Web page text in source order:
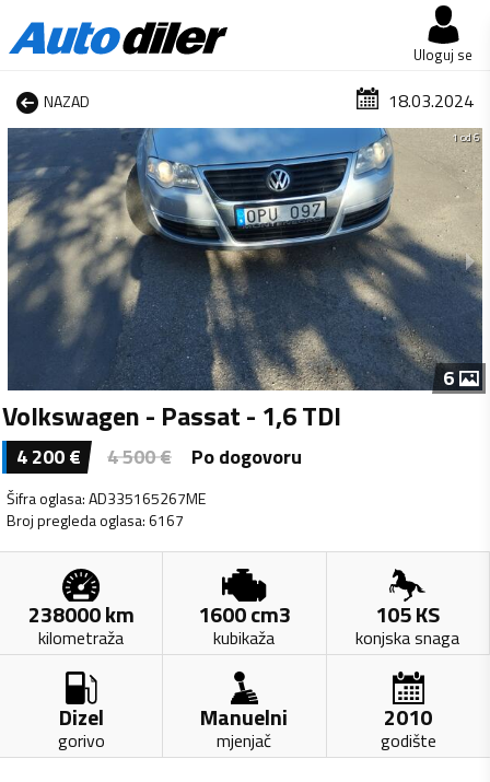
Uloguj se
NAZAD 18.03.2024
1 od 6
6
Volkswagen - Passat - 1,6 TDI
4 200€ 4 500€ Po dogovoru
Šifra oglasa:AD335165267ME
Broj pregleda oglasa:6167
238000km
kilometraža
1600cm3
kubikaža
105KS
konjska snaga
Dizel
gorivo
Manuelni
mjenjač
2010
godište